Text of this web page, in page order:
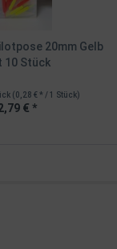
20mm Gelb
10 Stück
(0,28 € * / 1 Stück)
€ *